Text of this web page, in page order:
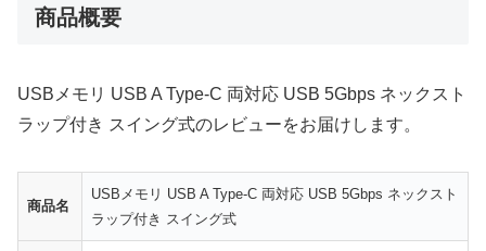
商品概要
USBメモリ USB A Type-C 両対応 USB 5Gbps ネックスト
ラップ付き スイング式のレビューをお届けします。
商品名
USBメモリ USB A Type-C 両対応 USB 5Gbps ネックスト
ラップ付き スイング式